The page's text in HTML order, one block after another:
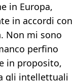
in Europa,
in accordi con
Non mi sono
perfino
in proposito,
gli intellettuali